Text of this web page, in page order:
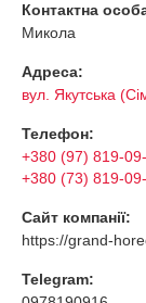
Контактна
Микола
Адреса:
вул. Якутська
Телефон:
+380 (97) 819-
+380 (73) 819-
Сайт компанії:
https://grand-
Telegram: